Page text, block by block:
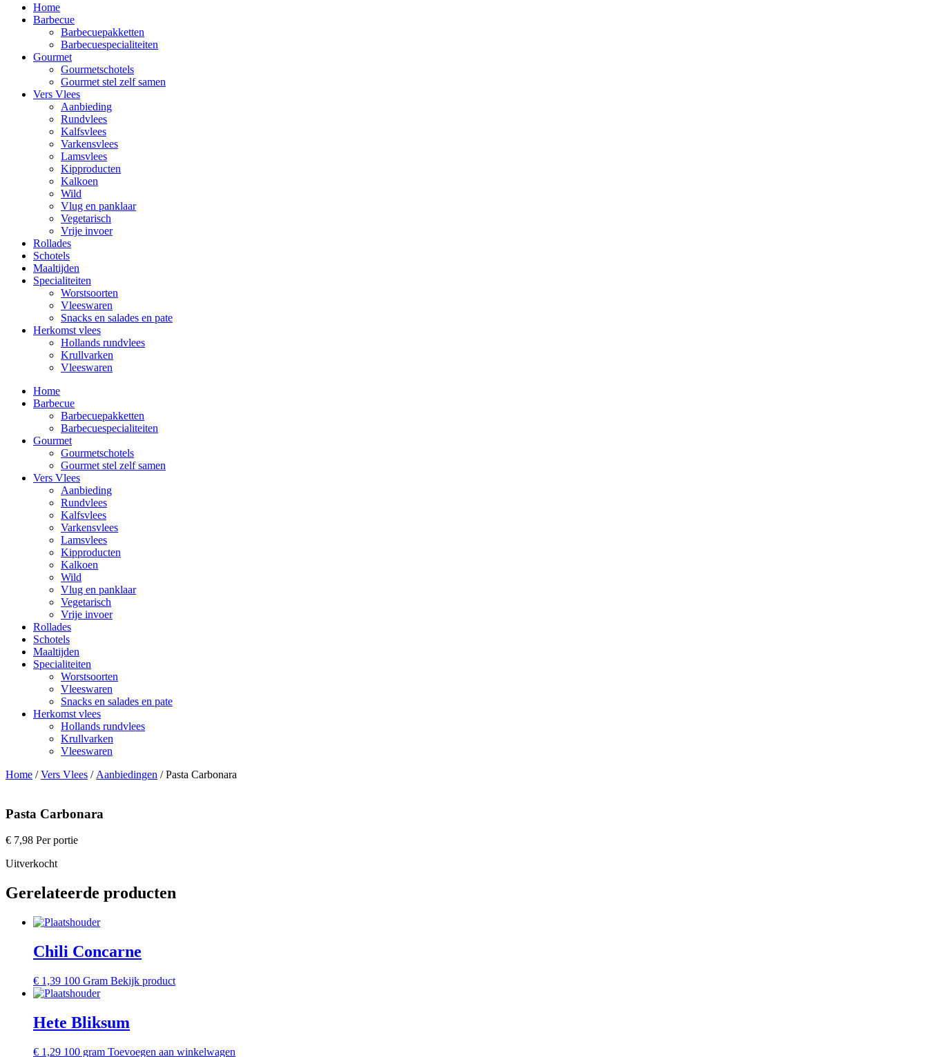
Home
Barbecue
Barbecuepakketten
Barbecuespecialiteiten
Gourmet
Gourmetschotels
Gourmet stel zelf samen
Vers Vlees
Aanbieding
Rundvlees
Kalfsvlees
Varkensvlees
Lamsvlees
Kipproducten
Kalkoen
Wild
Vlug en panklaar
Vegetarisch
Vrije invoer
Rollades
Schotels
Maaltijden
Specialiteiten
Worstsoorten
Vleeswaren
Snacks en salades en pate
Herkomst vlees
Hollands rundvlees
Krullvarken
Vleeswaren
Home
Barbecue
Barbecuepakketten
Barbecuespecialiteiten
Gourmet
Gourmetschotels
Gourmet stel zelf samen
Vers Vlees
Aanbieding
Rundvlees
Kalfsvlees
Varkensvlees
Lamsvlees
Kipproducten
Kalkoen
Wild
Vlug en panklaar
Vegetarisch
Vrije invoer
Rollades
Schotels
Maaltijden
Specialiteiten
Worstsoorten
Vleeswaren
Snacks en salades en pate
Herkomst vlees
Hollands rundvlees
Krullvarken
Vleeswaren
Home /Vers Vlees / Aanbiedingen / Pasta Carbonara
Pasta Carbonara
€ 7,98 Per portie
Uitverkocht
Gerelateerde producten
Chili Concarne
€ 1,39 100 Gram Bekijk product
Hete Bliksum
€ 1,29 100 gram Toevoegen aan winkelwagen